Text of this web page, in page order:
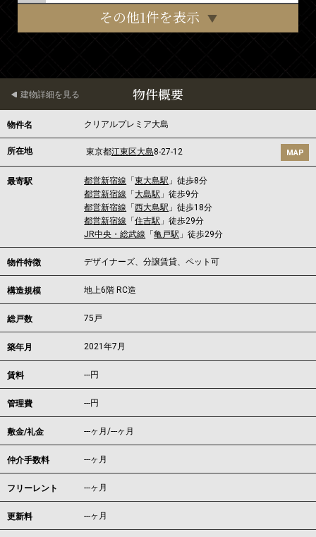
その他1件を表示
物件概要
建物詳細を見る
物件名 クリアルプレミア大島
所在地 東京都江東区大島8-27-12 MAP
最寄駅 都営新宿線 「東大島駅 」徒歩8分
都営新宿線 「 大島駅 」徒歩9分
都営新宿線 「西大島駅 」徒歩18分
都営新宿線 「住吉駅 」徒歩29分
JR中央・総武線 「亀戸駅 」徒歩29分
物件特徴 デザイナーズ、分譲賃貸、ペット可
構造規模 地上6階 RC造
総戸数 75戸
築年月 2021年7月
賃料 ---円
管理費 ---円
敷金/礼金 ---ヶ月/---ヶ月
仲介手数料 ---ヶ月
フリーレント ---ヶ月
更新料 ---ヶ月